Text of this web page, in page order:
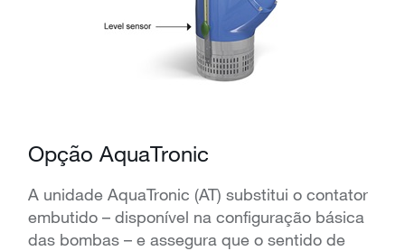
Opção AquaTronic
A unidade AquaTronic (AT) substitui o contator
embutido – disponível na configuração básica
das bombas – e assegura que o sentido de